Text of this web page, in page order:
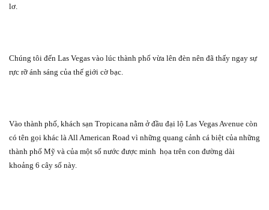
lơ.
Chúng tôi đến Las Vegas vào lúc thành phố vừa lên đèn nên đã thấy ngay sự
rực rỡ ánh sáng của thế giới cờ bạc.
Vào thành phố, khách sạn Tropicana nằm ở đầu đại lộ Las Vegas Avenue còn
có tên gọi khác là All American Road vì những quang cảnh cá biệt của những
thành phố Mỹ và của một số nước được minh họa trên con đường dài
khoảng 6 cây số này.